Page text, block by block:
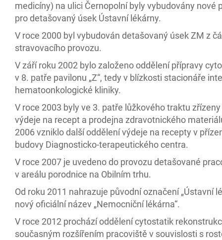
medicíny) na ulici Černopolní byly vybudovány nové
pro detašovaný úsek Ústavní lékárny.
V roce 2000 byl vybudován detašovaný úsek ZM z
stravovacího provozu.
V září roku 2002 bylo založeno oddělení přípravy
v 8. patře pavilonu „Z“, tedy v blízkosti stacionáře
hematoonkologické kliniky.
V roce 2003 byly ve 3. patře lůžkového traktu
výdeje na recept a prodejna zdravotnického
2006 vzniklo další oddělení výdeje na recepty v
budovy Diagnosticko-terapeutického centra.
V roce 2007 je uvedeno do provozu detašované
v areálu porodnice na Obilním trhu.
Od roku 2011 nahrazuje původní označení „Ústavní
nový oficiální název „Nemocniční lékárna“.
V roce 2012 prochází oddělení cytostatik
současným rozšířením pracoviště v souvislosti s